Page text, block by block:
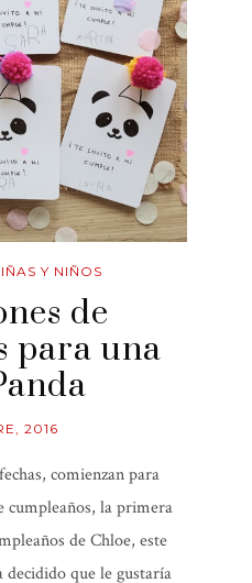
Y NIÑOS
de
para una
2016
comienzan para
cumpleaños, la primera
de Chloe, este
decidido que le gustaría